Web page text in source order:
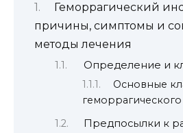
Геморрагический
причины, симптомы и
методы лечения
Определение и
Основные
геморрагического
Предпосылки к